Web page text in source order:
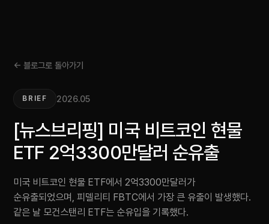
← 블로그로 돌아가기
BRIEF 2026.05
[뉴스브리핑] 미국 비트코인 현물
ETF 2억3300만달러 순유출
미국 비트코인 현물 ETF에서 2억3300만달러가
순유출되었으며, 피델리티 FBTC에서 가장 큰 유출이 발생했다.
같은 날 모건스탠리 ETF는 순유입을 기록했다.